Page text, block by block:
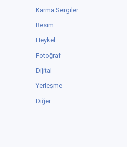
Karma Sergiler
Resim
Heykel
Fotoğraf
Dijital
Yerleşme
Diğer